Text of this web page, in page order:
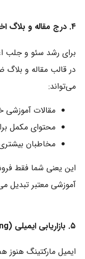
۴. درج مقاله و بلاگ اختصاصی
برای رشد سئو و جلب
در قالب مقاله و
می‌تواند:
مقالات آموزشی
محتوای مکمل
مخاطبان
این یعنی شما فقط
آموزشی معتبر تبدیل
۵. بازاریابی ایمیلی (Email Marketing)
ایمیل مارکتینگ هنوز